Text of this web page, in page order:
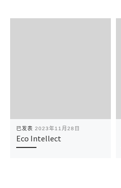
已发表 2023年11月28日
Eco Intellect